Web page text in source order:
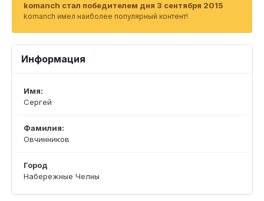
komanch стал победителем дня 3 сентября 2015
komanch имел наиболее популярный контент!
Информация
Имя:
Сергей
Фамилия:
Овчинников
Город
Набережные Челны